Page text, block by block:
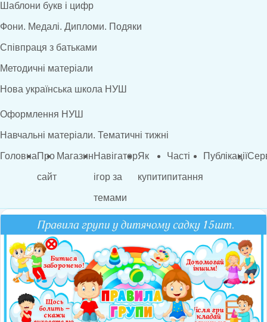
Шаблони букв і цифр
Фони. Медалі. Дипломи. Подяки
Співпраця з батьками
Методичні матеріали
Нова українська школа НУШ
Оформлення НУШ
Навчальні матеріали. Тематичні тижні
ГоловнаПро
сайт
МагазинНавігатор
ігор за
темами
Як
купити
Часті
питання
Публікації